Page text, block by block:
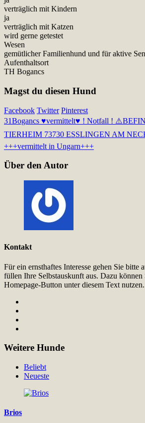
verträglich mit Kindern
ja
verträglich mit Katzen
wird gerne getestet
Wesen
gemütlicher Familienhund und für aktive
Aufenthaltsort
TH Bogancs
Magst du diesen Hund
Facebook Twitter Pinterest
31Bogancs ♥vermittelt♥ ! Notfall !
TIERHEIM 73730 ESSLINGEN AM
+++vermittelt in Ungarn+++
Über den Autor
Kontakt
Für ein ernsthaftes Interesse gehen Sie bitte
füllen Ihre Selbstauskunft aus. Dazu können
Homepage-Button unter diesem Text nutzen.
Weitere Hunde
Beliebt
Neueste
Brios